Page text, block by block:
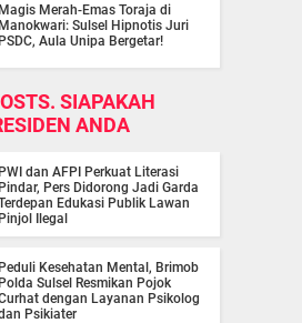
Merah-Emas Toraja di
Sulsel Hipnotis Juri
Aula Unipa Bergetar!
SIAPAKAH
ANDA
dan AFPI Perkuat Literasi
Pers Didorong Jadi Garda
Edukasi Publik Lawan
Ilegal
Kesehatan Mental, Brimob
Sulsel Resmikan Pojok
dengan Layanan Psikolog
Psikiater